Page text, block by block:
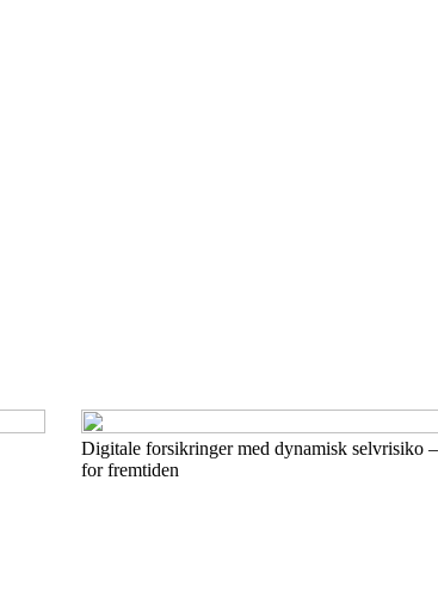
Digitale forsikringer med dynamisk selvrisiko
for fremtiden